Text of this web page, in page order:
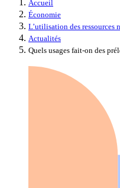
Accueil
Économie
L’utilisation des ressources
Actualités
Quels usages fait-on des